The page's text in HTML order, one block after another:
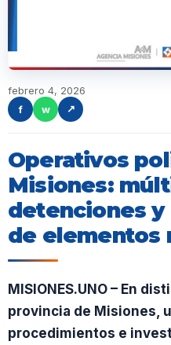
febrero 4, 2026
f
w ↗
Operativos
Misiones:
detenciones
de elementos
MISIONES.UNO – En
provincia de Misiones,
procedimientos e